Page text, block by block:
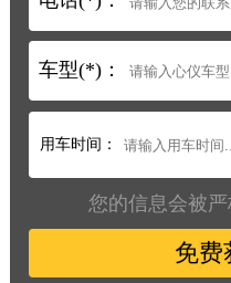
车型(*)：
用车时间：
您的信息会被
免费